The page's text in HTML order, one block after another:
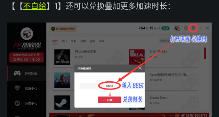
【【不白给】1】还可以兑换叠加更多加速时长：